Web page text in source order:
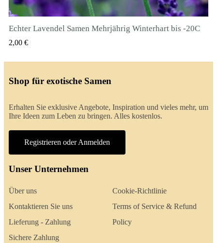
QUICK VIEW
Echter Lavendel Samen Mehrjährig Winterhart bis -20C
2,00 €
Shop für exotische Samen
Erhalten Sie exklusive Angebote, Inspiration und vieles mehr, um
Ihre Ideen zum Leben zu bringen. Alles kostenlos.
Registrieren oder Anmelden
Unser Unternehmen
Über uns
Kontaktieren Sie uns
Lieferung - Zahlung
Sichere Zahlung
Cookie-Richtlinie
Terms of Service & Refund
Policy